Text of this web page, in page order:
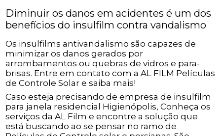
Diminuir os danos em acidentes é um dos
benefícios do insulfilm contra vandalismo
Os insulfilms antivandalismo são capazes de
minimizar os danos gerados por
arrombamentos ou quebras de vidros e para-
brisas. Entre em contato com a AL FILM Películas
de Controle Solar e saiba mais!
Caso esteja precisando de empresa de insulfilm
para janela residencial Higienópolis, Conheça os
serviços da AL Film e encontre a solução que
está buscando ao se pensar no ramo de